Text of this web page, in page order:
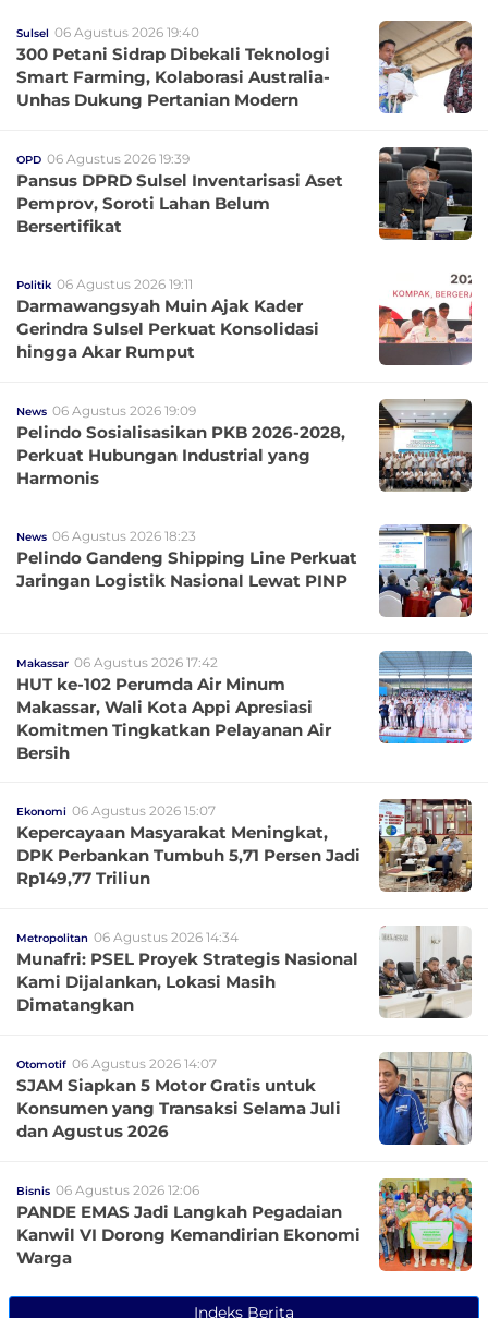
Sulsel 06 Agustus 2026 19:40
300 Petani Sidrap Dibekali Teknologi
Smart Farming, Kolaborasi Australia-
Unhas Dukung Pertanian Modern
OPD 06 Agustus 2026 19:39
Pansus DPRD Sulsel Inventarisasi Aset
Pemprov, Soroti Lahan Belum
Bersertifikat
Politik 06 Agustus 2026 19:11
Darmawangsyah Muin Ajak Kader
Gerindra Sulsel Perkuat Konsolidasi
hingga Akar Rumput
News 06 Agustus 2026 19:09
Pelindo Sosialisasikan PKB 2026-2028,
Perkuat Hubungan Industrial yang
Harmonis
News 06 Agustus 2026 18:23
Pelindo Gandeng Shipping Line Perkuat
Jaringan Logistik Nasional Lewat PINP
Makassar 06 Agustus 2026 17:42
HUT ke-102 Perumda Air Minum
Makassar, Wali Kota Appi Apresiasi
Komitmen Tingkatkan Pelayanan Air
Bersih
Ekonomi 06 Agustus 2026 15:07
Kepercayaan Masyarakat Meningkat,
DPK Perbankan Tumbuh 5,71 Persen Jadi
Rp149,77 Triliun
Metropolitan 06 Agustus 2026 14:34
Munafri: PSEL Proyek Strategis Nasional
Kami Dijalankan, Lokasi Masih
Dimatangkan
Otomotif 06 Agustus 2026 14:07
SJAM Siapkan 5 Motor Gratis untuk
Konsumen yang Transaksi Selama Juli
dan Agustus 2026
Bisnis 06 Agustus 2026 12:06
PANDE EMAS Jadi Langkah Pegadaian
Kanwil VI Dorong Kemandirian Ekonomi
Warga
Indeks Berita